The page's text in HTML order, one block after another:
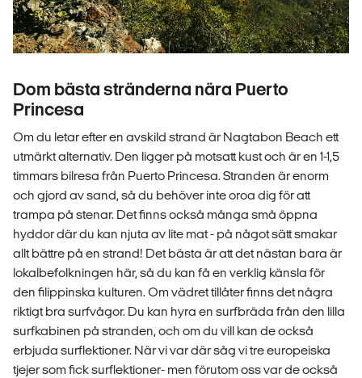
Dom bästa stränderna nära Puerto
Princesa
Om du letar efter en avskild strand är Nagtabon Beach ett
utmärkt alternativ. Den ligger på motsatt kust och är en 1-1,5
timmars bilresa från Puerto Princesa. Stranden är enorm
och gjord av sand, så du behöver inte oroa dig för att
trampa på stenar. Det finns också många små öppna
hyddor där du kan njuta av lite mat - på något sätt smakar
allt bättre på en strand! Det bästa är att det nästan bara är
lokalbefolkningen här, så du kan få en verklig känsla för
den filippinska kulturen. Om vädret tillåter finns det några
riktigt bra surfvågor. Du kan hyra en surfbräda från den lilla
surfkabinen på stranden, och om du vill kan de också
erbjuda surflektioner. När vi var där såg vi tre europeiska
tjejer som fick surflektioner- men förutom oss var de också